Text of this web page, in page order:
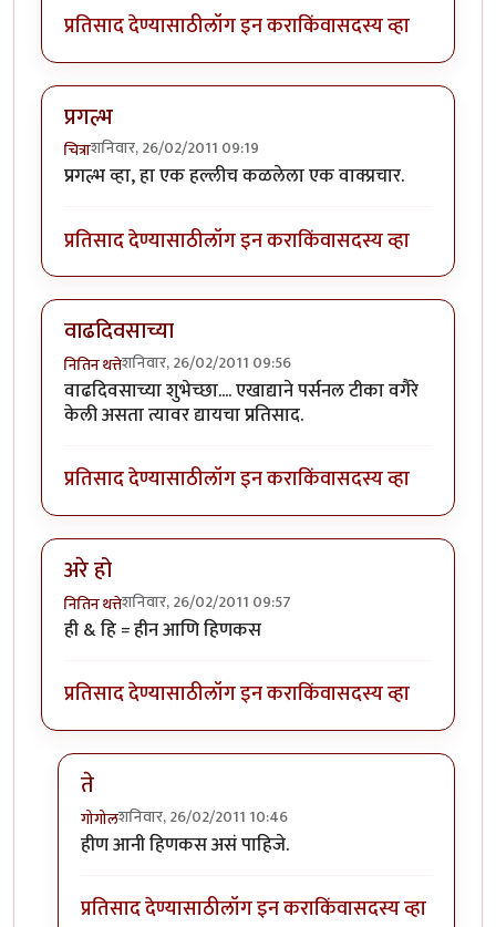
प्रतिसाद देण्यासाठीलॉग इन कराकिंवासदस्य व्हा
प्रगल्भ
चित्राशनिवार, 26/02/2011 09:19
प्रगल्भ व्हा, हा एक हल्लीच कळलेला एक वाक्प्रचार.
प्रतिसाद देण्यासाठीलॉग इन कराकिंवासदस्य व्हा
वाढदिवसाच्या
नितिन थत्तेशनिवार, 26/02/2011 09:56
वाढदिवसाच्या शुभेच्छा.... एखाद्याने पर्सनल टीका वगैरे
केली असता त्यावर द्यायचा प्रतिसाद.
प्रतिसाद देण्यासाठीलॉग इन कराकिंवासदस्य व्हा
अरे हो
नितिन थत्तेशनिवार, 26/02/2011 09:57
ही & हि = हीन आणि हिणकस
प्रतिसाद देण्यासाठीलॉग इन कराकिंवासदस्य व्हा
ते
गोगोलशनिवार, 26/02/2011 10:46
In reply toअरे होbyनितिन थत्ते
हीण आनी हिणकस असं पाहिजे.
प्रतिसाद देण्यासाठीलॉग इन कराकिंवासदस्य व्हा